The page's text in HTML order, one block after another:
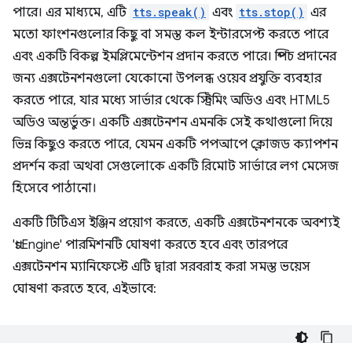
পারে। এর মাধ্যমে, এটি tts.speak() এবং tts.stop() এর
মতো ফাংশনগুলোর কিছু বা সমস্ত কল ইন্টারসেপ্ট করতে পারে
এবং একটি বিকল্প ইমপ্লিমেন্টেশন প্রদান করতে পারে। স্পিচ প্রদানের
জন্য এক্সটেনশনগুলো যেকোনো উপলব্ধ ওয়েব প্রযুক্তি ব্যবহার
করতে পারে, যার মধ্যে সার্ভার থেকে স্ট্রিমিং অডিও এবং HTML5
অডিও অন্তর্ভুক্ত। একটি এক্সটেনশন এমনকি সেই কথাগুলো দিয়ে
ভিন্ন কিছুও করতে পারে, যেমন একটি পপআপে ক্লোজড ক্যাপশন
প্রদর্শন করা অথবা সেগুলোকে একটি রিমোট সার্ভারে লগ মেসেজ
হিসেবে পাঠানো।
একটি টিটিএস ইঞ্জিন প্রয়োগ করতে, একটি এক্সটেনশনকে অবশ্যই
'ttsEngine' পারমিশনটি ঘোষণা করতে হবে এবং তারপরে
এক্সটেনশন ম্যানিফেস্টে এটি দ্বারা সরবরাহ করা সমস্ত ভয়েস
ঘোষণা করতে হবে, এইভাবে: